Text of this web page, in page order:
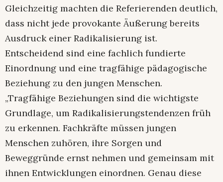
Gleichzeitig machten die Referierenden deutlich,
dass nicht jede provokante Äußerung bereits
Ausdruck einer Radikalisierung ist.
Entscheidend sind eine fachlich fundierte
Einordnung und eine tragfähige pädagogische
Beziehung zu den jungen Menschen.
„Tragfähige Beziehungen sind die wichtigste
Grundlage, um Radikalisierungstendenzen früh
zu erkennen. Fachkräfte müssen jungen
Menschen zuhören, ihre Sorgen und
Beweggründe ernst nehmen und gemeinsam mit
ihnen Entwicklungen einordnen. Genau diese